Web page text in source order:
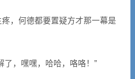
，何德都要置疑方才那一幕是
，嘿嘿，哈哈，咯咯！”